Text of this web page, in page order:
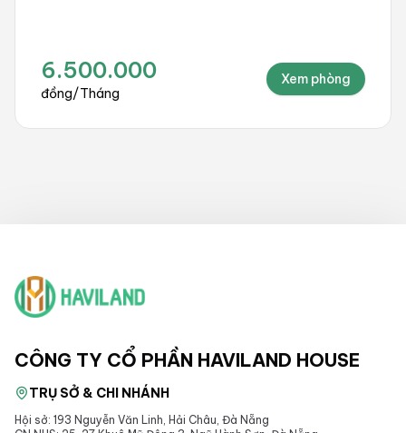
10.000.000
đồng/Tháng
Xem phòng
CÔNG TY CỔ PHẦN HAVILAND HOUSE
TRỤ SỞ & CHI NHÁNH
Hội sở: 193 Nguyễn Văn Linh, Hải Châu, Đà Nẵng